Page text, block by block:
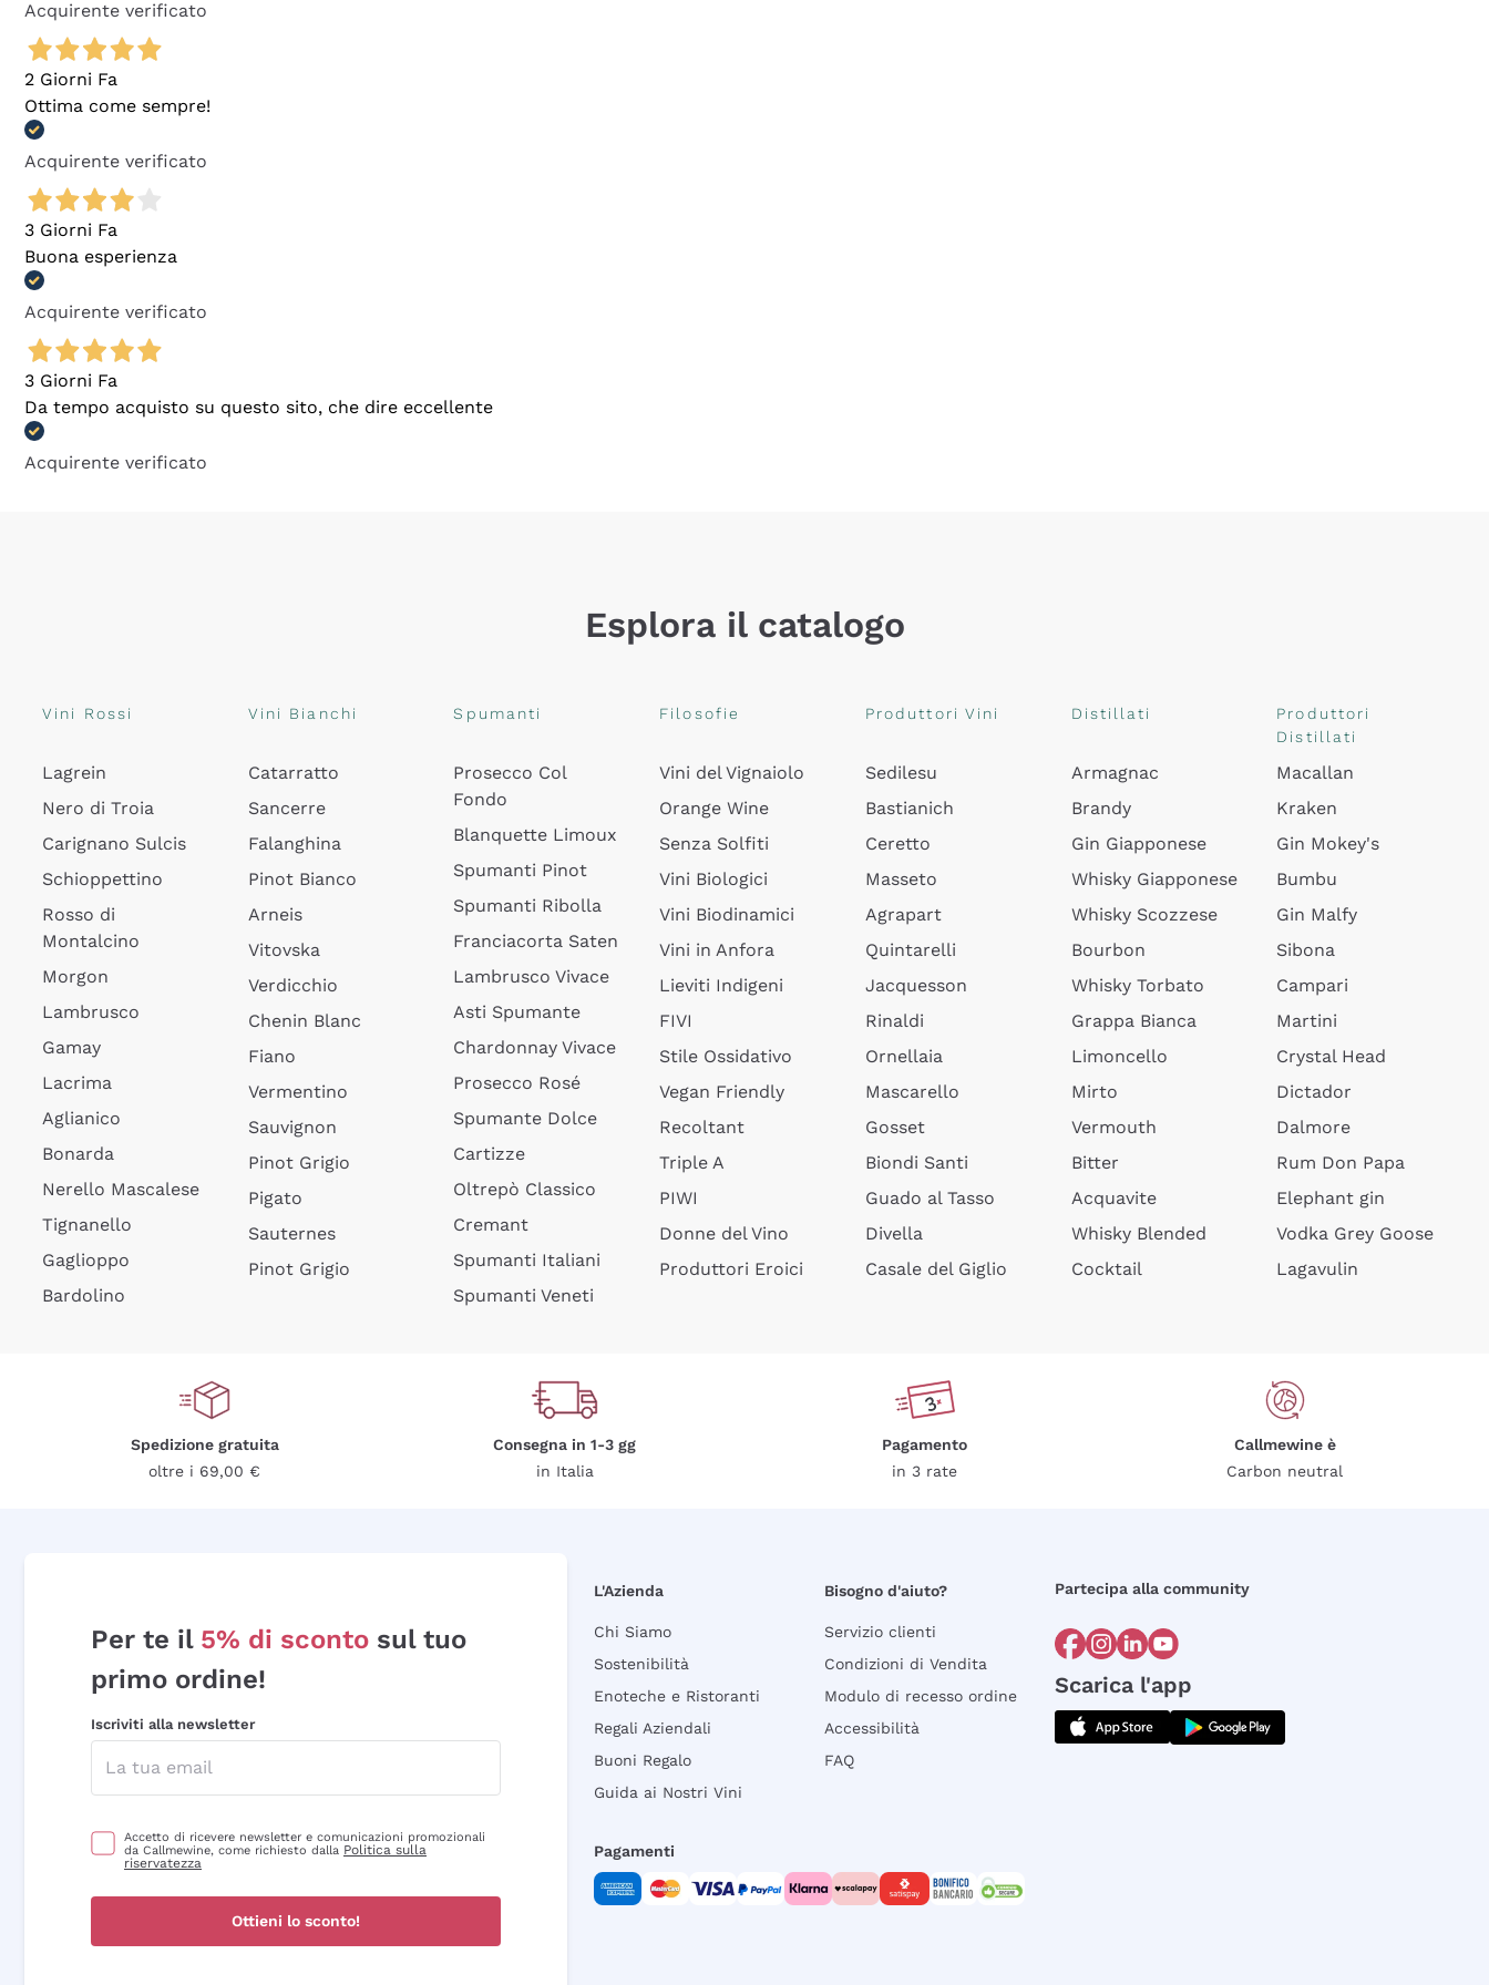
Acquirente verificato
2 Giorni Fa
Ottima come sempre!
Acquirente verificato
3 Giorni Fa
Buona esperienza
Acquirente verificato
3 Giorni Fa
Da tempo acquisto su questo sito, che dire eccellente
Acquirente verificato
Esplora il catalogo
Vini Rossi
Lagrein
Nero di Troia
Carignano Sulcis
Schioppettino
Rosso di
Montalcino
Morgon
Lambrusco
Gamay
Lacrima
Aglianico
Bonarda
Nerello Mascalese
Tignanello
Gaglioppo
Bardolino
Vini Bianchi
Catarratto
Sancerre
Falanghina
Pinot Bianco
Arneis
Vitovska
Verdicchio
Chenin Blanc
Fiano
Vermentino
Sauvignon
Pinot Grigio
Pigato
Sauternes
Pinot Grigio
Spumanti
Prosecco Col
Fondo
Blanquette Limoux
Spumanti Pinot
Spumanti Ribolla
Franciacorta Saten
Lambrusco Vivace
Asti Spumante
Chardonnay Vivace
Prosecco Rosé
Spumante Dolce
Cartizze
Oltrepò Classico
Cremant
Spumanti Italiani
Spumanti Veneti
Filosofie
Vini del Vignaiolo
Orange Wine
Senza Solfiti
Vini Biologici
Vini Biodinamici
Vini in Anfora
Lieviti Indigeni
FIVI
Stile Ossidativo
Vegan Friendly
Recoltant
Triple A
PIWI
Donne del Vino
Produttori Eroici
Produttori Vini
Sedilesu
Bastianich
Ceretto
Masseto
Agrapart
Quintarelli
Jacquesson
Rinaldi
Ornellaia
Mascarello
Gosset
Biondi Santi
Guado al Tasso
Divella
Casale del Giglio
Distillati
Armagnac
Brandy
Gin Giapponese
Whisky Giapponese
Whisky Scozzese
Bourbon
Whisky Torbato
Grappa Bianca
Limoncello
Mirto
Vermouth
Bitter
Acquavite
Whisky Blended
Cocktail
Produttori
Distillati
Macallan
Kraken
Gin Mokey's
Bumbu
Gin Malfy
Sibona
Campari
Martini
Crystal Head
Dictador
Dalmore
Rum Don Papa
Elephant gin
Vodka Grey Goose
Lagavulin
Spedizione gratuita
oltre i 69,00 €
Consegna in 1-3 gg
in Italia
Pagamento
in 3 rate
Callmewine è
Carbon neutral
Per te il 5% di sconto sul tuo
primo ordine!
Iscriviti alla newsletter
Accetto di ricevere newsletter e comunicazioni promozionali
da Callmewine, come richiesto dalla Politica sulla
riservatezza
Ottieni lo sconto!
L'Azienda
Chi Siamo
Sostenibilità
Enoteche e Ristoranti
Regali Aziendali
Buoni Regalo
Guida ai Nostri Vini
Bisogno d'aiuto?
Servizio clienti
Condizioni di Vendita
Modulo di recesso ordine
Accessibilità
FAQ
Partecipa alla community
Scarica l'app
Pagamenti